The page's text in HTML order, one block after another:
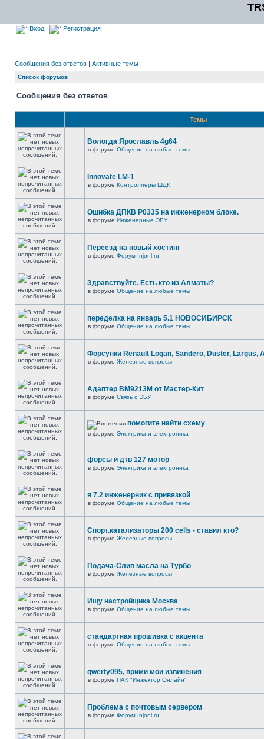
Вход Регистрация
Сообщения без ответов | Активные темы
Список форумов
Сообщения без ответов
Темы
Вологда Ярославль 4g64
в форуме Общение на любые темы
Innovate LM-1
в форуме Контроллеры ШДК
Ошибка ДПКВ Р0335 на инженерном блоке.
в форуме Инженерные ЭБУ
Переезд на новый хостинг
в форуме Форум Injonl.ru
Здравствуйте. Есть кто из Алматы?
в форуме Общение на любые темы
переделка на январь 5.1 НОВОСИБИРСК
в форуме Общение на любые темы
Форсунки Renault Logan, Sandero, Duster, Largus,
в форуме Железные вопросы
Адаптер BM9213M от Мастер-Кит
в форуме Связь с ЭБУ
помогите найти схему
в форуме Электрика и электроника
форсы и дтв 127 мотор
в форуме Электрика и электроника
я 7.2 инженерник с привязкой
в форуме Общение на любые темы
Спорт.катализаторы 200 cells - ставил кто?
в форуме Железные вопросы
Подача-Слив масла на Турбо
в форуме Железные вопросы
Ищу настройщика Москва
в форуме Общение на любые темы
стандартная прошивка с акцента
в форуме Общение на любые темы
qwerty095, прими мои извинения
в форуме ПАК "Инжектор Онлайн"
Проблема с почтовым сервером
в форуме Форум Injonl.ru